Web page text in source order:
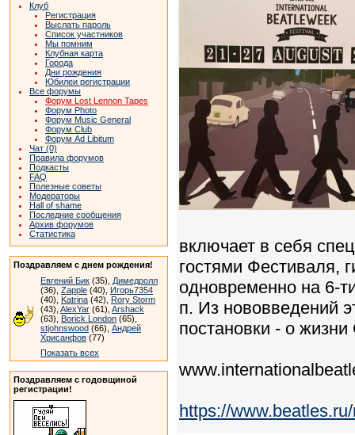
Клуб
Регистрация
Выслать пароль
Список участников
Мы помним
Клубная карта
Города
Дни рождения
Юбилеи регистрации
Все форумы
Форум Lost Lennon Tapes
Форум Photo
Форум Music General
Форум Club
Форум Ad Libitum
Чат (0)
Правила форумов
Подкасты
FAQ
Полезные советы
Модераторы
Hall of shame
Последние сообщения
Архив форумов
Статистика
Поздравляем с днем рождения!
Евгений Бик (35), Димедролл
(36), Zapple (40), Игорь7354
(40), Katrina (42), Rory Storm
(43), AlexYar (61), Arshack
(63), Borick London (65),
stjohnswood (66), Андрей
Хрисанфов (77)
Показать всех
Поздравляем с годовщиной
регистрации!
включает в себя
гостями Фестиваля,
одновременно на 6-
п. Из нововведений
постановки - о
https://